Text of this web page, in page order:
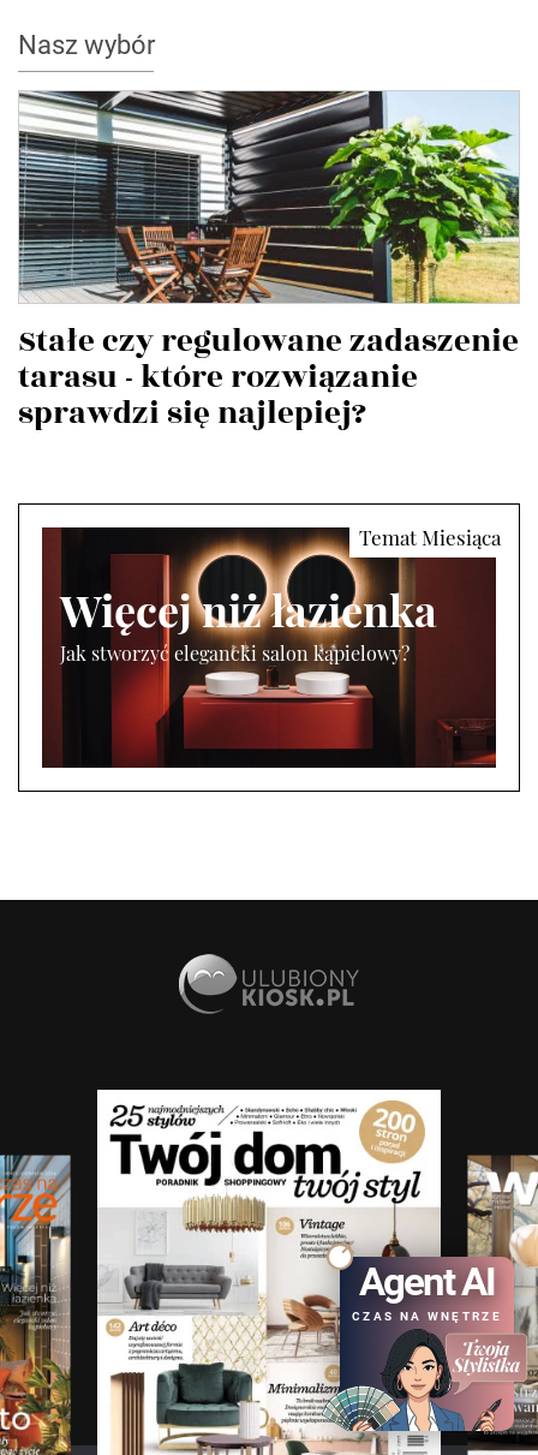
Nasz wybór
Stałe czy regulowane zadaszenie
tarasu - które rozwiązanie
sprawdzi się najlepiej?
Więcej niż łazienka
Jak stworzyć elegancki salon kąpielowy?
Agent AI
CZAS NA WNĘTRZE